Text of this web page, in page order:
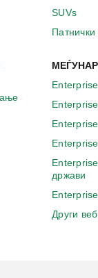
SUVs
држави
Други